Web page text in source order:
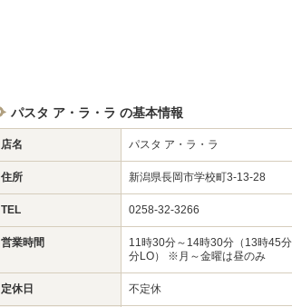
パスタ ア・ラ・ラ の基本情報
店名 パスタ ア・ラ・ラ
住所 新潟県長岡市学校町3-13-28
TEL 0258-32-3266
営業時間
11時30分～14時30分（13時45
分LO） ※月～金曜は昼のみ
定休日 不定休